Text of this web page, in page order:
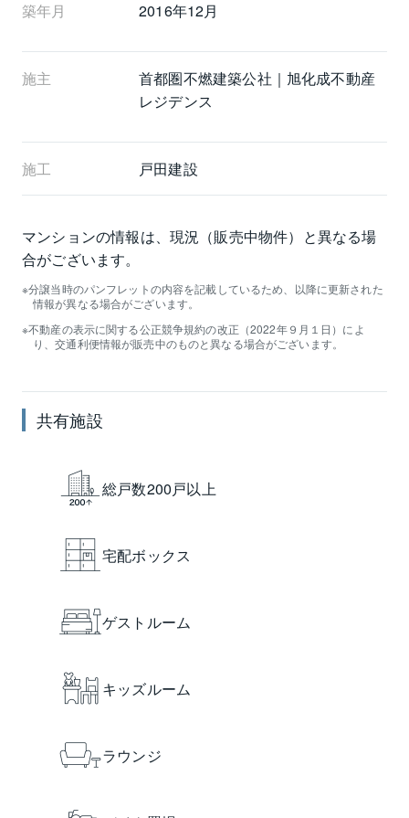
築年月 2016年12月
施主
首都圏不燃建築公社｜旭化成不動産
レジデンス
施工 戸田建設
マンションの情報は、現況（販売中物件）と異なる場
合がございます。
分譲当時のパンフレットの内容を記載しているため、以降に更新された
情報が異なる場合がございます。
不動産の表示に関する公正競争規約の改正（2022年９月１日）によ
り、交通利便情報が販売中のものと異なる場合がございます。
共有施設
総戸数200戸以上
宅配ボックス
ゲストルーム
キッズルーム
ラウンジ